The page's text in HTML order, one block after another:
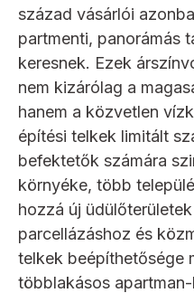
század vásárlói
partmenti, panorámás
keresnek. Ezek
nem kizárólag a
hanem a közvetlen
építési telkek limitált
befektetők számára
környéke, több
hozzá új
parcellázáshoz és
telkek beépíthetősége
többlakásos